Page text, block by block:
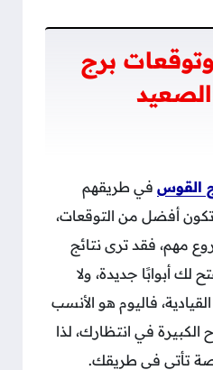
برج
القوس في طريقهم
أفضل من التوقعات،
مهم، فقد ترى نتائج
لك أبوابًا جديدة، ولا
فاليوم هو الأنسب
في انتظارك، لذا
تأتي في طريقك.